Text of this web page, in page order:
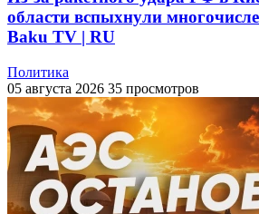
области вспыхнули
Baku TV | RU
Политика
05 августа 2026 35 просмотров